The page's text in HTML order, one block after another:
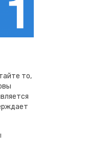
то,